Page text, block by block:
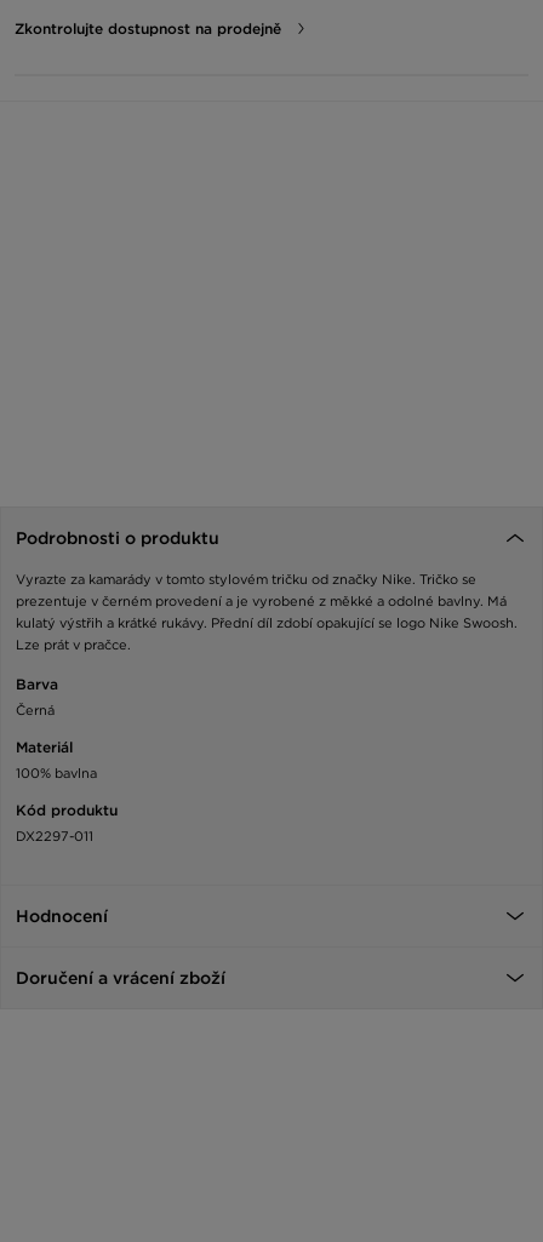
Zkontrolujte dostupnost na prodejně
Podrobnosti o produktu
Vyrazte za kamarády v tomto stylovém tričku od značky Nike. Tričko se
prezentuje v černém provedení a je vyrobené z měkké a odolné bavlny. Má
kulatý výstřih a krátké rukávy. Přední díl zdobí opakující se logo Nike Swoosh.
Lze prát v pračce.
Barva
Černá
Materiál
100% bavlna
Kód produktu
DX2297-011
Hodnocení
Doručení a vrácení zboží